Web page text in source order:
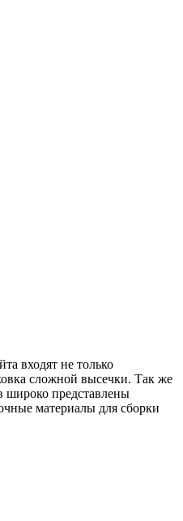
входят не только
сложной высечки. Так же
широко представлены
материалы для сборки